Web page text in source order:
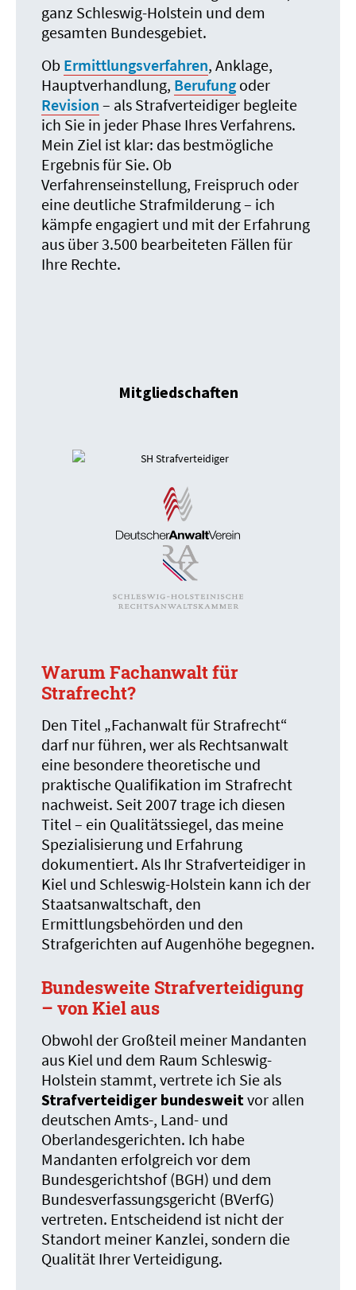
ganz Schleswig-Holstein und dem
gesamten Bundesgebiet.
Ob Ermittlungsverfahren, Anklage,
Hauptverhandlung, Berufung oder
Revision – als Strafverteidiger begleite
ich Sie in jeder Phase Ihres Verfahrens.
Mein Ziel ist klar: das bestmögliche
Ergebnis für Sie. Ob
Verfahrenseinstellung, Freispruch oder
eine deutliche Strafmilderung – ich
kämpfe engagiert und mit der Erfahrung
aus über 3.500 bearbeiteten Fällen für
Ihre Rechte.
Mitgliedschaften
Warum Fachanwalt für
Strafrecht?
Den Titel „Fachanwalt für Strafrecht“
darf nur führen, wer als Rechtsanwalt
eine besondere theoretische und
praktische Qualifikation im Strafrecht
nachweist. Seit 2007 trage ich diesen
Titel – ein Qualitätssiegel, das meine
Spezialisierung und Erfahrung
dokumentiert. Als Ihr Strafverteidiger in
Kiel und Schleswig-Holstein kann ich der
Staatsanwaltschaft, den
Ermittlungsbehörden und den
Strafgerichten auf Augenhöhe begegnen.
Bundesweite Strafverteidigung
– von Kiel aus
Obwohl der Großteil meiner Mandanten
aus Kiel und dem Raum Schleswig-
Holstein stammt, vertrete ich Sie als
Strafverteidiger bundesweitvor allen
deutschen Amts-, Land- und
Oberlandesgerichten. Ich habe
Mandanten erfolgreich vor dem
Bundesgerichtshof (BGH) und dem
Bundesverfassungsgericht (BVerfG)
vertreten. Entscheidend ist nicht der
Standort meiner Kanzlei, sondern die
Qualität Ihrer Verteidigung.